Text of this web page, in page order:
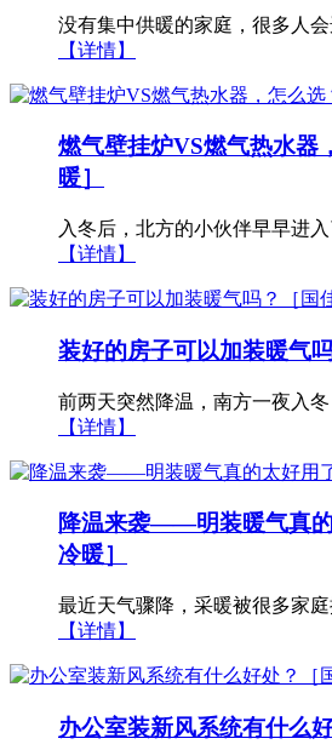
没有集中供暖的家庭，很多人
【详情】
燃气壁挂炉VS燃气热水器
暖］
入冬后，北方的小伙伴早早进
【详情】
装好的房子可以加装暖气
前两天突然降温，南方一夜入
【详情】
降温来袭——明装暖气真
冷暖］
最近天气骤降，采暖被很多家
【详情】
办公室装新风系统有什么